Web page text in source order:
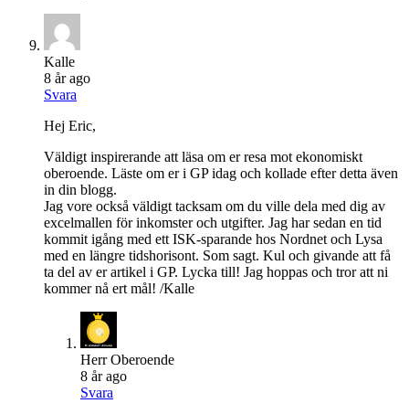
Kalle
8 år ago
Svara
Hej Eric,
Väldigt inspirerande att läsa om er resa mot ekonomiskt
oberoende. Läste om er i GP idag och kollade efter detta även
in din blogg.
Jag vore också väldigt tacksam om du ville dela med dig av
excelmallen för inkomster och utgifter. Jag har sedan en tid
kommit igång med ett ISK-sparande hos Nordnet och Lysa
med en längre tidshorisont. Som sagt. Kul och givande att få
ta del av er artikel i GP. Lycka till! Jag hoppas och tror att ni
kommer nå ert mål! /Kalle
Herr Oberoende
8 år ago
Svara